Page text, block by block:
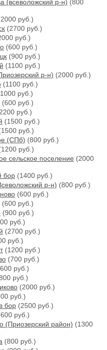
(всеволожский р-н) (800
руб.)
(2700 руб.)
руб.)
(600 руб.)
(900 руб.)
(1100 руб.)
р-н) (2000 руб.)
(1100 руб.)
руб.)
(600 руб.)
руб.)
(1500 руб.)
руб.)
(СПб) (800 руб.)
руб.)
сельское поселение (2000
бор (1400 руб.)
р-н) (800 руб.)
(600 руб.)
(600 руб.)
(900 руб.)
руб.)
(2700 руб.)
руб.)
(1200 руб.)
(700 руб.)
руб.)
руб.)
(2000 руб.)
руб.)
бор (2500 руб.)
руб.)
(Приозерский район) (1300
(800 руб.)